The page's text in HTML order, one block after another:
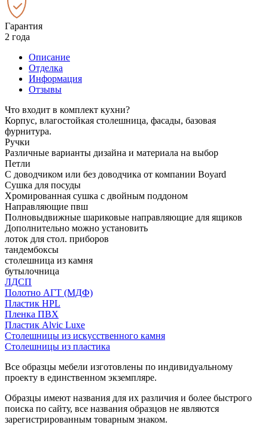
Гарантия
2 года
Описание
Отделка
Информация
Отзывы
Что входит в комплект кухни?
Корпус, влагостойкая столешница, фасады, базовая
фурнитура.
Ручки
Различные варианты дизайна и материала на выбор
Петли
С доводчиком или без доводчика от компании Boyard
Сушка для посуды
Хромированная сушка с двойным поддоном
Направляющие пвш
Полновыдвижные шариковые направляющие для ящиков
Дополнительно можно установить
лоток для стол. приборов
тандембоксы
столешница из камня
бутылочница
ЛДСП
Полотно АГТ (МДФ)
Пластик HPL
Пленка ПВХ
Пластик Alvic Luxe
Столешницы из искусственного камня
Столешницы из пластика
Все образцы мебели изготовлены по индивидуальному
проекту в единственном экземпляре.
Образцы имеют названия для их различия и более быстрого
поиска по сайту, все названия образцов не являются
зарегистрированным товарным знаком.